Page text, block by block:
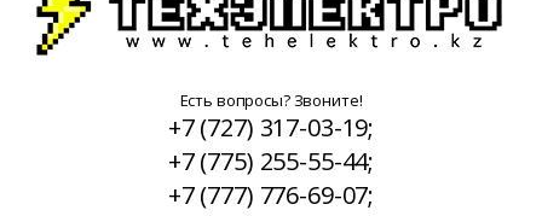
Есть вопросы? Звоните!
+7 (727) 317-03-19;
+7 (775) 255-55-44;
+7 (777) 776-69-07;